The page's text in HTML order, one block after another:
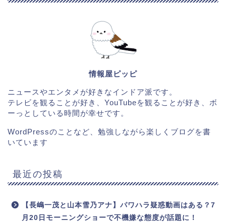
情報屋ピッピ
ニュースやエンタメが好きなインドア派です。
テレビを観ることが好き、YouTubeを観ることが好き、ボ
ーっとしている時間が幸せです。
WordPressのことなど、勉強しながら楽しくブログを書
いています
最近の投稿
【長嶋一茂と山本雪乃アナ】パワハラ疑惑動画はある？7
月20日モーニングショーで不機嫌な態度が話題に！